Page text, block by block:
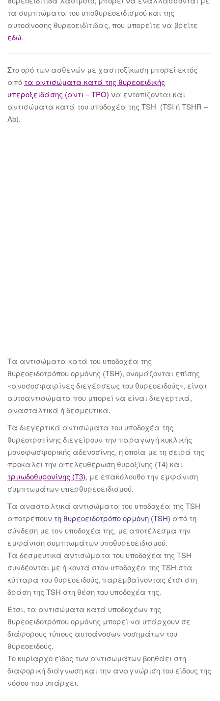
τα συμπτώματα του υποθυρεοειδισμού και της
αυτοάνοσης θυρεοειδίτιδας, που μπορείτε να βρείτε
εδώ.
Στο ορό των ασθενών με χασιτοξίκωση μπορεί εκτός
από τα αντισώματα κατά της θυρεοειδικής
υπεροξειδάσης (αντι – ΤPO) να εντοπίζονται και
αντισώματα κατά του υποδοχέα της TSH (TSI ή TSHR –
Αb).
Τα αντισώματα κατά του υποδοχέα της
θυρεοειδοτρόπου ορμόνης (TSH), ονομάζονται επίσης
«ανοσοσφαιρίνες διεγέρσεως του θυρεοειδούς», είναι
αυτοαντισώματα που μπορεί να είναι διεγερτικά,
ανασταλτικά ή δεσμευτικά.
Τα διεγερτικά αντισώματα του υποδοχέα της
θυρεοτροπίνης διεγείρουν την παραγωγή κυκλικής
μονοφωσφορικής αδενοσίνης, η οποία με τη σειρά της
προκαλεί την απελευθέρωση θυροξίνης (Τ4) και
τριιωδοθυρονίνης (Τ3), με επακόλουθο την εμφάνιση
συμπτωμάτων υπερθυρεοειδισμού.
Τα ανασταλτικά αντισώματα του υποδοχέα της TSH
αποτρέπουν τη θυρεοειδοτρόπο ορμόνη (TSH) από τη
σύνδεση με τον υποδοχέα της, με αποτέλεσμα την
εμφάνιση συμπτωμάτων υποθυρεοειδισμού.
Τα δεσμευτικά αντισώματα του υποδοχέα της TSH
συνδέονται με ή κοντά στον υποδοχέα της TSH στα
κύτταρα του θυρεοειδούς, παρεμβαίνοντας έτσι στη
δράση της TSH στη θέση του υποδοχέα της.
Έτσι, τα αντισώματα κατά υποδοχέων της
θυρεοειδοτρόπου ορμόνης μπορεί να υπάρχουν σε
διάφορους τύπους αυτοάνοσων νοσημάτων του
θυρεοειδούς.
Το κυρίαρχο είδος των αντισωμάτων βοηθάει στη
διαφορική διάγνωση και την αναγνώριση του είδους της
νόσου που υπάρχει.